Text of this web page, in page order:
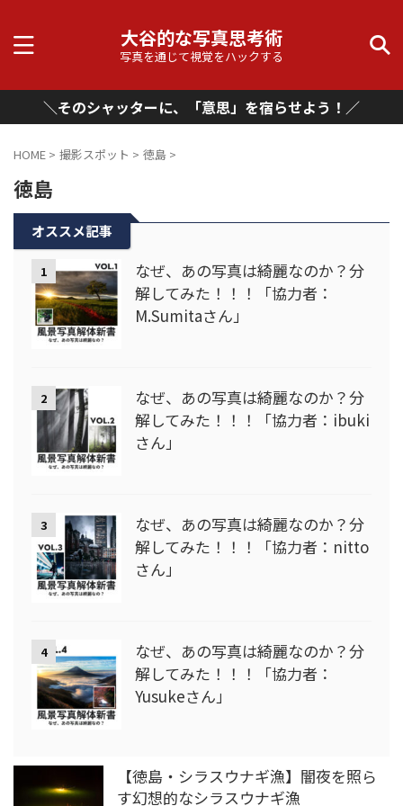
大谷的な写真思考術
写真を通じて視覚をハックする
＼そのシャッターに、「意思」を宿らせよう！／
HOME > 撮影スポット > 徳島 >
徳島
オススメ記事
1
なぜ、あの写真は綺麗なのか？分
解してみた！！！「協力者：
M.Sumitaさん」
2
なぜ、あの写真は綺麗なのか？分
解してみた！！！「協力者：ibuki
さん」
3
なぜ、あの写真は綺麗なのか？分
解してみた！！！「協力者：nitto
さん」
4
なぜ、あの写真は綺麗なのか？分
解してみた！！！「協力者：
Yusukeさん」
【徳島・シラスウナギ漁】闇夜を照ら
す幻想的なシラスウナギ漁